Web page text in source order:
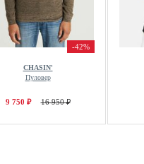
-42%
CHASIN'
Пуловер
9 750 ₽ 16 950 ₽